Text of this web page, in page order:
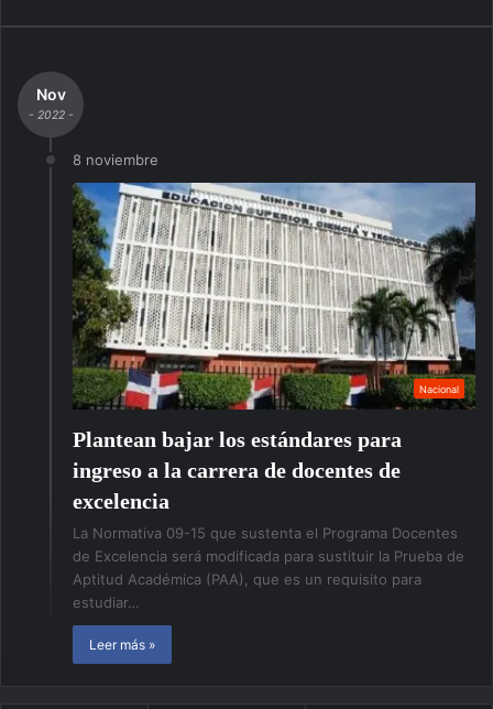
Nov
- 2022 -
8 noviembre
Nacional
Plantean bajar los estándares para
ingreso a la carrera de docentes de
excelencia
La Normativa 09-15 que sustenta el Programa Docentes
de Excelencia será modificada para sustituir la Prueba de
Aptitud Académica (PAA), que es un requisito para
estudiar…
Leer más »